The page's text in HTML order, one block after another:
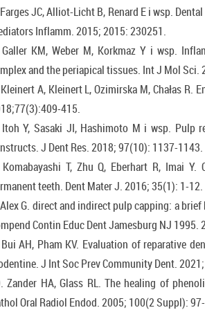
JC, Alliot-Licht B, Renard E i wsp.
Inflamm. 2015; 2015: 230251.
KM, Weber M, Korkmaz Y i wsp.
and the periapical tissues. Int J Mol Sci.
A, Kleinert L, Ozimirska M, Chałas
415.
Y, Sasaki JI, Hashimoto M i wsp. Pulp
J Dent Res. 2018; 97(10): 1137-1143.
T, Zhu Q, Eberhart R, Imai
teeth. Dent Mater J. 2016; 35(1): 1-12.
G. direct and indirect pulp capping: a
Contin Educ Dent Jamesburg NJ 1995.
AH, Pham KV. Evaluation of reparative
J Int Soc Prev Community Dent.
Zander HA, Glass RL. The healing of
Oral Radiol Endod. 2005; 100(2 Suppl):